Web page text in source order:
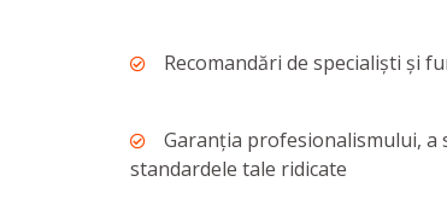
Recomandări de specialişti şi
Garanţia profesionalismului, a
standardele tale ridicate